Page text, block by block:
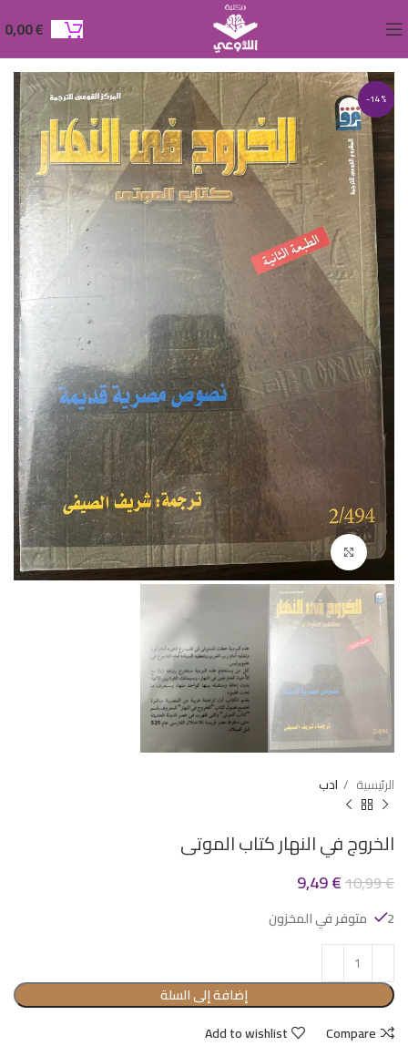
0,00€
-14%
Click to enlarge
الرئيسية ادب
الخروج في النهار كتاب الموتى
10,99€
9,49€
2 متوفر في المخزون
إضافة إلى السلة
Compare
Add to wishlist